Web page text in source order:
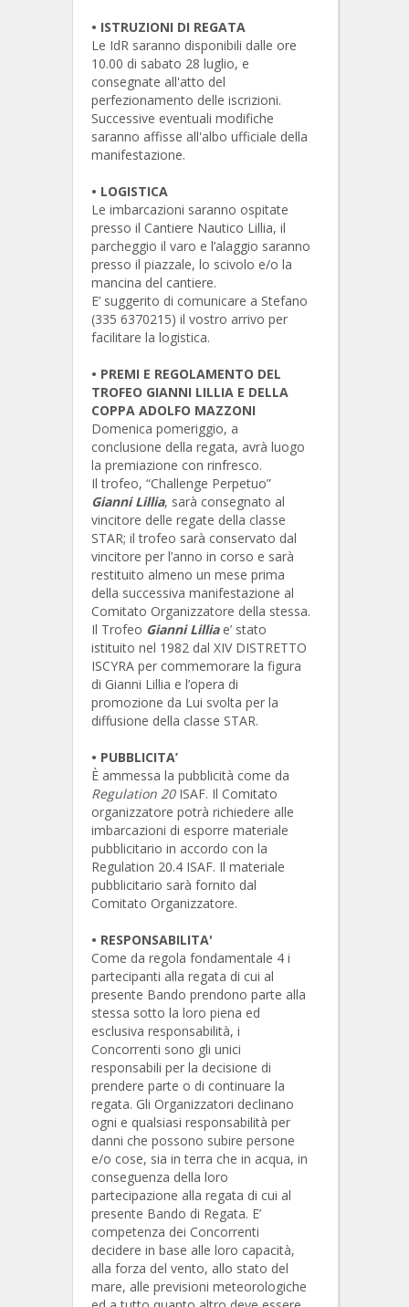
• ISTRUZIONI DI REGATA
Le IdR saranno disponibili dalle ore
10.00 di sabato 28 luglio, e
consegnate all'atto del
perfezionamento delle iscrizioni.
Successive eventuali modifiche
saranno affisse all'albo ufficiale della
manifestazione.
• LOGISTICA
Le imbarcazioni saranno ospitate
presso il Cantiere Nautico Lillia, il
parcheggio il varo e l’alaggio saranno
presso il piazzale, lo scivolo e/o la
mancina del cantiere.
E’ suggerito di comunicare a Stefano
(335 6370215) il vostro arrivo per
facilitare la logistica.
• PREMI E REGOLAMENTO DEL
TROFEO GIANNI LILLIA E DELLA
COPPA ADOLFO MAZZONI
Domenica pomeriggio, a
conclusione della regata, avrà luogo
la premiazione con rinfresco.
Il trofeo, “Challenge Perpetuo”
Gianni Lillia, sarà consegnato al
vincitore delle regate della classe
STAR; il trofeo sarà conservato dal
vincitore per l’anno in corso e sarà
restituito almeno un mese prima
della successiva manifestazione al
Comitato Organizzatore della stessa.
Il Trofeo Gianni Lilliae’ stato
istituito nel 1982 dal XIV DISTRETTO
ISCYRA per commemorare la figura
di Gianni Lillia e l’opera di
promozione da Lui svolta per la
diffusione della classe STAR.
• PUBBLICITA’
È ammessa la pubblicità come da
Regulation 20ISAF. Il Comitato
organizzatore potrà richiedere alle
imbarcazioni di esporre materiale
pubblicitario in accordo con la
Regulation 20.4 ISAF. Il materiale
pubblicitario sarà fornito dal
Comitato Organizzatore.
• RESPONSABILITA'
Come da regola fondamentale 4 i
partecipanti alla regata di cui al
presente Bando prendono parte alla
stessa sotto la loro piena ed
esclusiva responsabilità, i
Concorrenti sono gli unici
responsabili per la decisione di
prendere parte o di continuare la
regata. Gli Organizzatori declinano
ogni e qualsiasi responsabilità per
danni che possono subire persone
e/o cose, sia in terra che in acqua, in
conseguenza della loro
partecipazione alla regata di cui al
presente Bando di Regata. E’
competenza dei Concorrenti
decidere in base alle loro capacità,
alla forza del vento, allo stato del
mare, alle previsioni meteorologiche